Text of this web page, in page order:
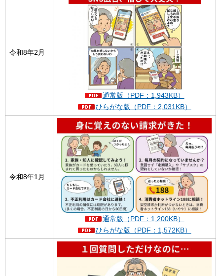
令和8年2月
通常版（PDF：1,943KB）
ひらがな版（PDF：2,031KB）
令和8年1月
通常版（PDF：1,200KB）
ひらがな版（PDF：1,572KB）